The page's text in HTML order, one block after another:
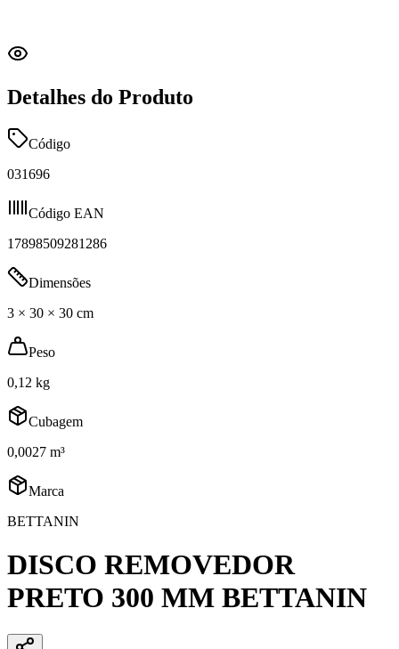
Detalhes do Produto
Código
031696
Código EAN
17898509281286
Dimensões
3 × 30 × 30 cm
Peso
0,12 kg
Cubagem
0,0027 m³
Marca
BETTANIN
DISCO REMOVEDOR
PRETO 300 MM BETTANIN